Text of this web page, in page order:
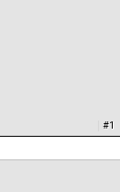
#1